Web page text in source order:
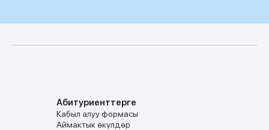
Абитуриенттерге
Кабыл алуу формасы
Аймактык ѳкүлдѳр